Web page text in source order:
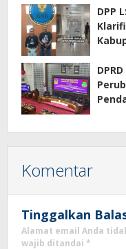
DPP
Komentar
Tinggalkan
Alamat email Anda
wajib ditandai *